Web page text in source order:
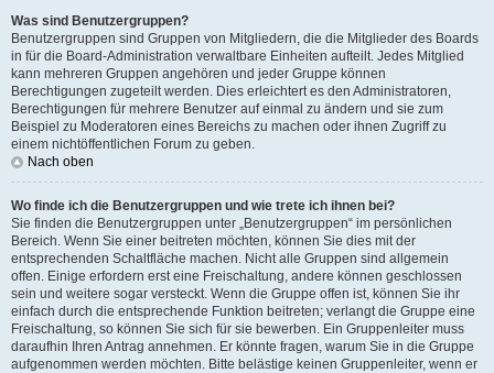
Was sind Benutzergruppen?
Benutzergruppen sind Gruppen von Mitgliedern, die die Mitglieder des Boards
in für die Board-Administration verwaltbare Einheiten aufteilt. Jedes Mitglied
kann mehreren Gruppen angehören und jeder Gruppe können
Berechtigungen zugeteilt werden. Dies erleichtert es den Administratoren,
Berechtigungen für mehrere Benutzer auf einmal zu ändern und sie zum
Beispiel zu Moderatoren eines Bereichs zu machen oder ihnen Zugriff zu
einem nichtöffentlichen Forum zu geben.
Nach oben
Wo finde ich die Benutzergruppen und wie trete ich ihnen bei?
Sie finden die Benutzergruppen unter „Benutzergruppen“ im persönlichen
Bereich. Wenn Sie einer beitreten möchten, können Sie dies mit der
entsprechenden Schaltfläche machen. Nicht alle Gruppen sind allgemein
offen. Einige erfordern erst eine Freischaltung, andere können geschlossen
sein und weitere sogar versteckt. Wenn die Gruppe offen ist, können Sie ihr
einfach durch die entsprechende Funktion beitreten; verlangt die Gruppe eine
Freischaltung, so können Sie sich für sie bewerben. Ein Gruppenleiter muss
daraufhin Ihren Antrag annehmen. Er könnte fragen, warum Sie in die Gruppe
aufgenommen werden möchten. Bitte belästige keinen Gruppenleiter, wenn er